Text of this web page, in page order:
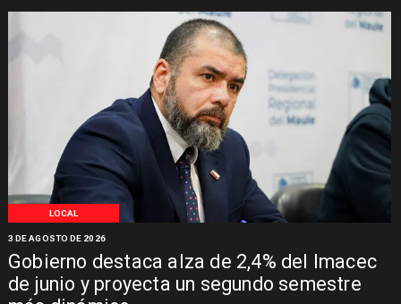
LOCAL
Gobierno destaca alza de 2,4% del Imacec
de junio y proyecta un segundo semestre
3 DE AGOSTO DE 2026